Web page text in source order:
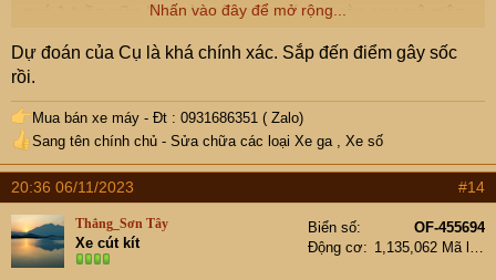
quá 1 tuần nữa là tt này sập gãy, các cụ còn say mê môn
chảy ra sàn nước ngoài thì khổ.
Thân!
Nhấn vào đây để mở rộng...
Dự đoán của Cụ là khá chính xác. Sắp đến điểm gây sốc
rồi.
Mua bán xe máy - Đt : 0931686351 ( Zalo)
Sang tên chính chủ - Sửa chữa các loại Xe ga , Xe số
20:36 06/11/2023 #14
Thắng_Sơn Tây
Xe cút kít
Biển số
OF-455694
Động cơ